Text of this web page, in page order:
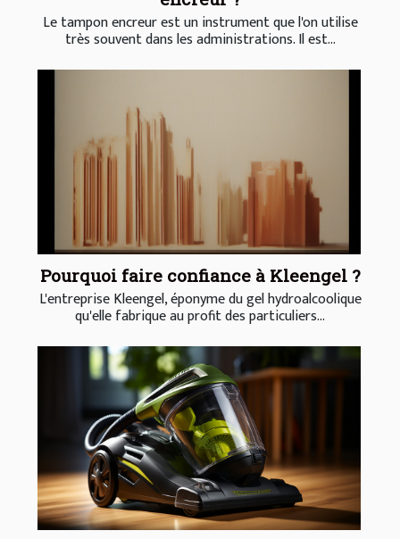
Le tampon encreur est un instrument que l'on utilise
très souvent dans les administrations. Il est...
Pourquoi faire confiance à Kleengel ?
L'entreprise Kleengel, éponyme du gel hydroalcoolique
qu'elle fabrique au profit des particuliers...